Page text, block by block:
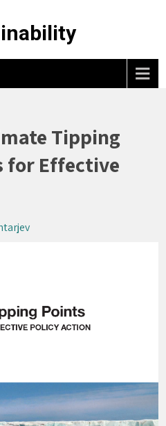
Tipping
for Effective